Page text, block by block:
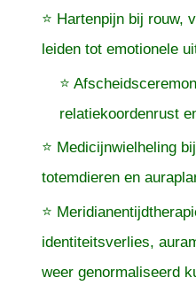
⭐ Hartenpijn bij rouw,
leiden tot emotionele
⭐
relatiekoordenrust
⭐ Medicijnwielheling
totemdieren en
⭐
identiteitsverlies,
weer genormaliseerd